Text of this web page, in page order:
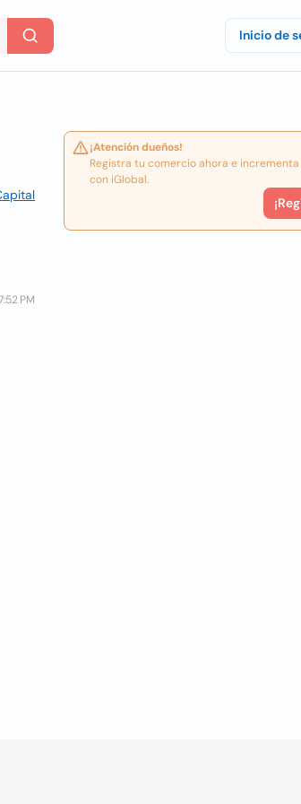
Inicio de
PM
¡Atención dueños!
Registra tu comercio ahora e
con iGlobal.